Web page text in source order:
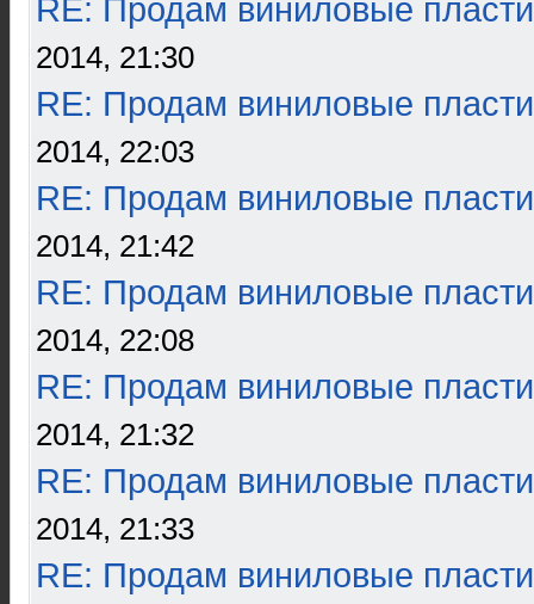
RE: Продам виниловые
2014, 21:30
RE: Продам виниловые
2014, 22:03
RE: Продам виниловые
2014, 21:42
RE: Продам виниловые
2014, 22:08
RE: Продам виниловые
2014, 21:32
RE: Продам виниловые
2014, 21:33
RE: Продам виниловые